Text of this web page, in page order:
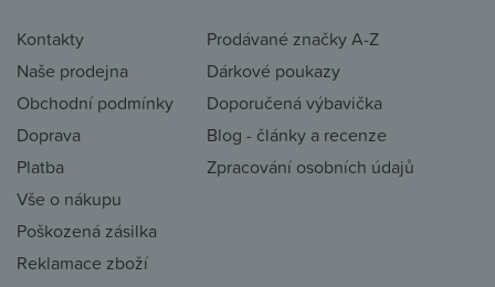
Kontakty
Naše prodejna
Obchodní podmínky
Doprava
Platba
Vše o nákupu
Poškozená zásilka
Reklamace zboží
Prodávané značky A-Z
Dárkové poukazy
Doporučená výbavička
Blog - články a recenze
Zpracování osobních údajů